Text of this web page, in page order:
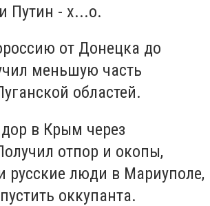
Путин - х...о.
от Донецка до
меньшую часть
областей.
в Крым через
отпор и окопы,
русские люди в Мариуполе,
оккупанта.